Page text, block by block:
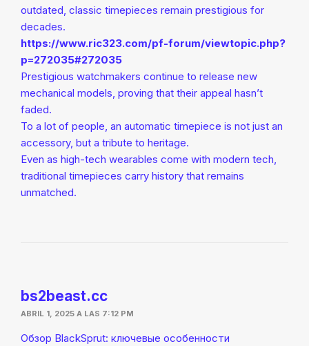
outdated, classic timepieces remain prestigious for
decades.
https://www.ric323.com/pf-forum/viewtopic.php?
p=272035#272035
Prestigious watchmakers continue to release new
mechanical models, proving that their appeal hasn’t
faded.
To a lot of people, an automatic timepiece is not just an
accessory, but a tribute to heritage.
Even as high-tech wearables come with modern tech,
traditional timepieces carry history that remains
unmatched.
bs2beast.cc
ABRIL 1, 2025 A LAS 7:12 PM
Обзор BlackSprut: ключевые особенности